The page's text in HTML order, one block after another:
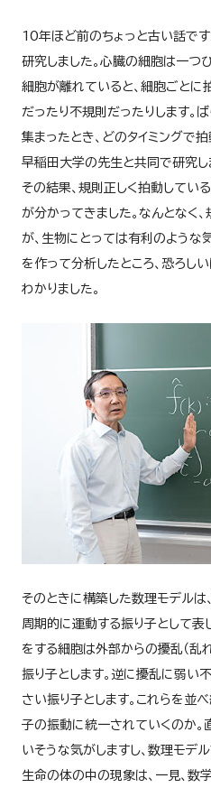
10年ほど前のちょっと古い話です
研究しました。心臓の細胞は一つ
細胞が離れていると、細胞ごとに
だったり不規則だったりします。
集まったとき、どのタイミングで
早稲田大学の先生と共同で研究し
その結果、規則正しく拍動してい
が分かってきました。なんとなく
が、生物にとっては有利のような
を作って分析したところ、恐ろし
わかりました。
そのときに構築した数理モデルは
周期的に運動する振り子として表
をする細胞は外部からの擾乱（乱
振り子とします。逆に擾乱に弱い
さい振り子とします。これらを並
子の振動に統一されていくのか
いそうな気がしますし、数理モデル
生命の体の中の現象は、一見、数